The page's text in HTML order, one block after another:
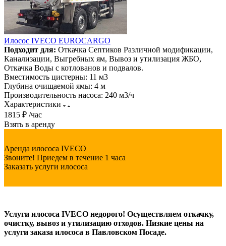
Илосос IVECO EUROCARGO
Подходит для: Откачка Септиков Различной модификации,
Канализации, Выгребных ям, Вывоз и утилизация ЖБО,
Откачка Воды с котлованов и подвалов.
Вместимость цистерны: 11 м3
Глубина очищаемой ямы: 4 м
Производительность насоса: 240 м3/ч
Характеристики
1815 ₽ /час
Взять в аренду
Аренда илососа IVECO
Звоните! Приедем в течение 1 часа
Заказать услуги илососа
Услуги илососа IVECO недорого! Осуществляем откачку,
очистку, вывоз и утилизацию отходов. Низкие цены на
услуги заказа илососа в Павловском Посаде.